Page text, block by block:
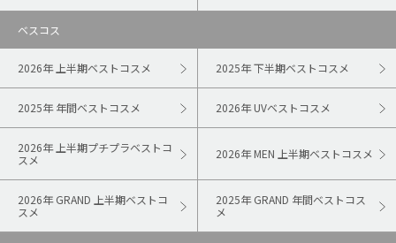
ベスコス
2026年 上半期ベストコスメ 2025年 下半期ベストコスメ
2025年 年間ベストコスメ 2026年 UVベストコスメ
2026年 上半期プチプラベストコ
スメ
2026年 MEN 上半期ベストコスメ
2026年 GRAND 上半期ベストコ
スメ
2025年 GRAND 年間ベストコス
メ